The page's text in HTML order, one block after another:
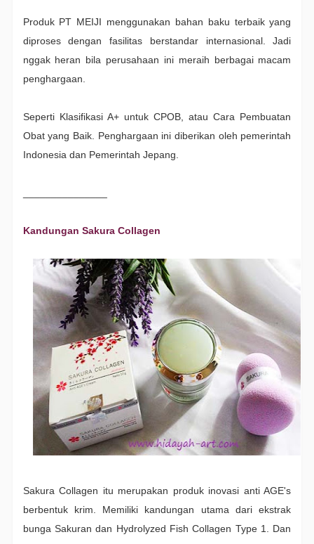
Produk PT MEIJI menggunakan bahan baku terbaik yang
diproses dengan fasilitas berstandar internasional. Jadi
nggak heran bila perusahaan ini meraih berbagai macam
penghargaan.
Seperti Klasifikasi A+ untuk CPOB, atau Cara Pembuatan
Obat yang Baik. Penghargaan ini diberikan oleh pemerintah
Indonesia dan Pemerintah Jepang.
Kandungan Sakura Collagen
Sakura Collagen itu merupakan produk inovasi anti AGE's
berbentuk krim. Memiliki kandungan utama dari ekstrak
bunga Sakuran dan Hydrolyzed Fish Collagen Type 1. Dan